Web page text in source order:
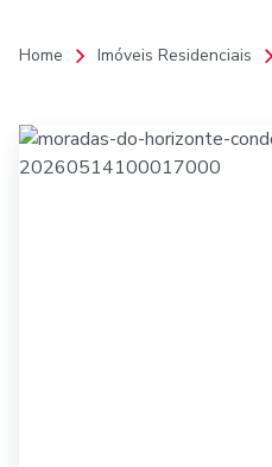
Home Imóveis Residenciais